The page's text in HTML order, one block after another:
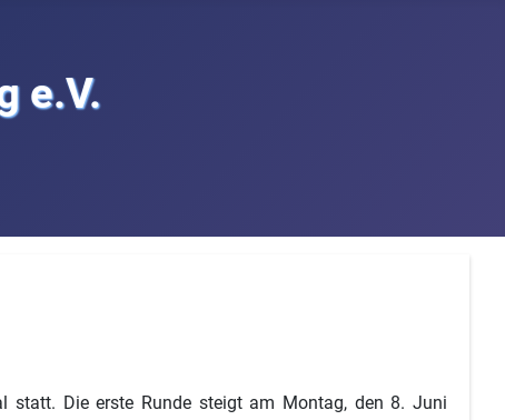
e.V.
statt. Die erste Runde steigt am Montag, den 8. Juni